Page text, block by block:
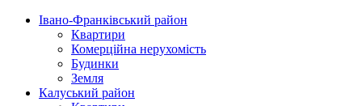
Івано-Франківський район
Квартири
Комерційна нерухомість
Будинки
Земля
Калуський район